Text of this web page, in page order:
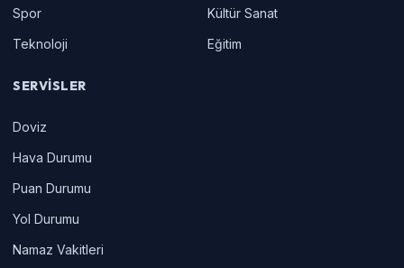
Spor
Kültür Sanat
Teknoloji
Eğitim
SERVISLER
Doviz
Hava Durumu
Puan Durumu
Yol Durumu
Namaz Vakitleri